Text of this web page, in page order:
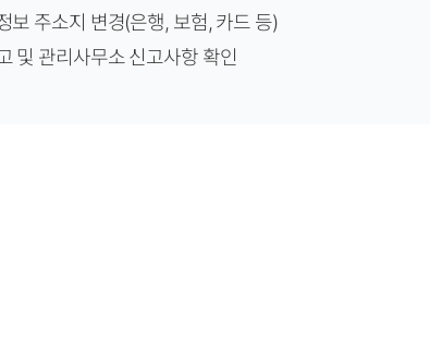
보 주소지 변경(은행, 보험, 카드 등)
및 관리사무소 신고사항 확인